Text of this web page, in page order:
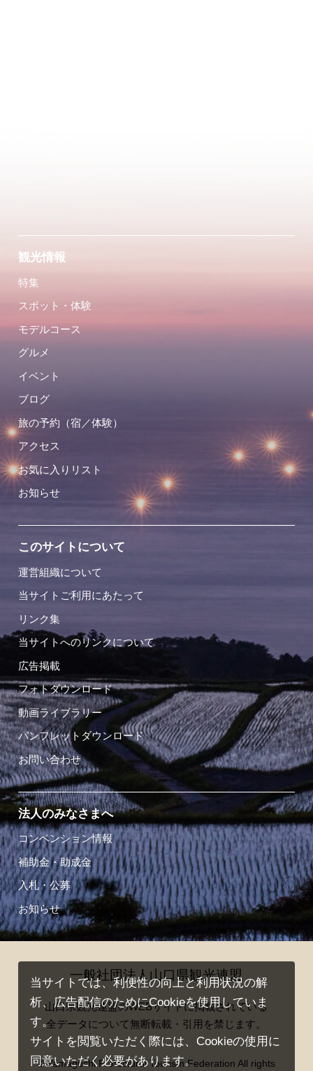
観光情報
特集
スポット・体験
モデルコース
グルメ
イベント
ブログ
旅の予約（宿／体験）
アクセス
お気に入りリスト
お知らせ
このサイトについて
運営組織について
当サイトご利用にあたって
リンク集
当サイトへのリンクについて
広告掲載
フォトダウンロード
動画ライブラリー
パンフレットダウンロード
お問い合わせ
法人のみなさまへ
コンベンション情報
補助金・助成金
入札・公募
お知らせ
一般社団法人山口県観光連盟
山口県観光連盟のWEBサイトに掲載されている
全データについて無断転載・引用を禁じます。
© Yamaguchi Prefectural Tourism Federation All rights
当サイトでは、利便性の向上と利用状況の解
析、広告配信のためにCookieを使用していま
す。
サイトを閲覧いただく際には、Cookieの使用に
同意いただく必要があります。